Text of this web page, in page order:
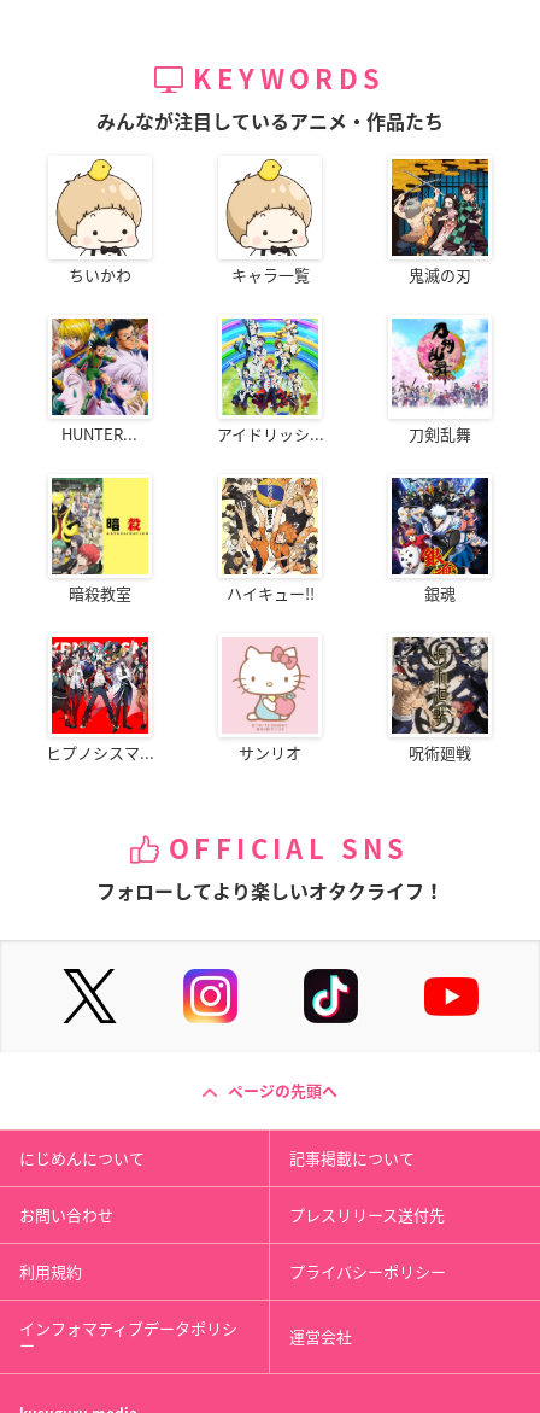
KEYWORDS
みんなが注目しているアニメ・作品たち
ちいかわ キャラ一覧 鬼滅の刃
HUNTER... アイドリッシ... 刀剣乱舞
暗殺教室 ハイキュー!! 銀魂
ヒプノシスマ... サンリオ 呪術廻戦
OFFICIAL SNS
フォローしてより楽しいオタクライフ！
ページの先頭へ
にじめんについて 記事掲載について
お問い合わせ プレスリリース送付先
利用規約 プライバシーポリシー
インフォマティブデータポリシ
ー 運営会社